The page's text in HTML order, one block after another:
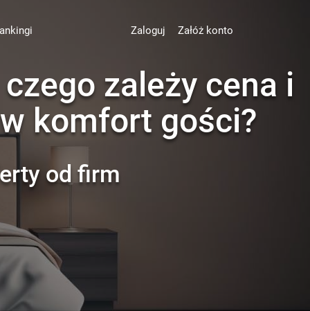
Zaloguj Załóż konto
zależy cena i
komfort gości?
od firm